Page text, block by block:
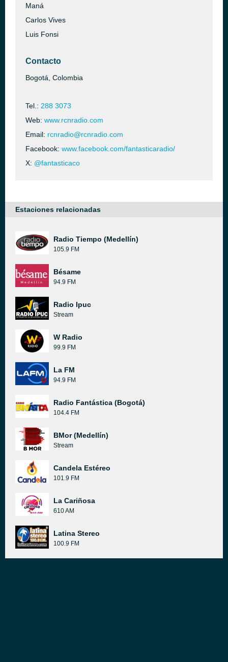
Maná
Carlos Vives
Luis Fonsi
Contacto
Bogotá, Colombia
Tel.: 288 3073
Web: www.rcnradio.com
Email: rcnradio@rcnradio.com
Facebook: www.facebook.com/fantasticaradio/
X: @fantasticaco
Estaciones relacionadas
Radio Tiempo (Medellín)
105.9 FM
Bésame
94.9 FM
Radio Ipuc
Stream
W Radio
99.9 FM
La FM
94.9 FM
Radio Fantástica (Bogotá)
104.4 FM
BMor (Medellín)
Stream
Candela Estéreo
101.9 FM
La Cariñosa
610 AM
Latina Stereo
100.9 FM